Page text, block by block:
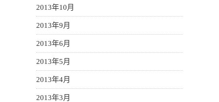
2013年10月
2013年9月
2013年6月
2013年5月
2013年4月
2013年3月